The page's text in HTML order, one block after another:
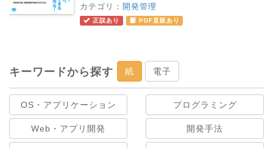
カテゴリ： 開発管理
正誤あり PDF直販あり
キーワードから探す 紙 電子
OS・アプリケーション プログラミング
Web・アプリ開発 開発手法